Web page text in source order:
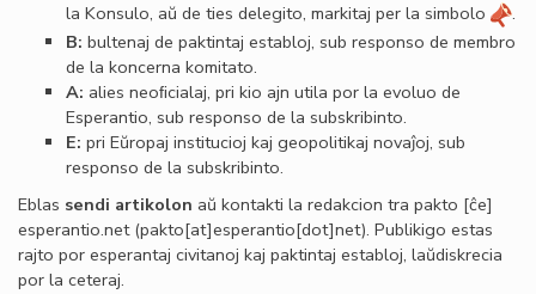
la Konsulo, aŭ de ties delegito, markitaj per la simbolo
.
B: bultenaj de paktintaj establoj, sub responso de membro
de la koncerna komitato.
A: alies neoﬁcialaj, pri kio ajn utila por la evoluo de
Esperantio, sub responso de la subskribinto.
E: pri Eŭropaj institucioj kaj geopolitikaj novaĵoj, sub
responso de la subskribinto.
Eblas sendi artikolon aŭ kontakti la redakcion tra pakto [ĉe]
esperantio.net(pakto[at]esperantio[dot]net). Publikigo estas
rajto por esperantaj civitanoj kaj paktintaj establoj, laŭdiskrecia
por la ceteraj.